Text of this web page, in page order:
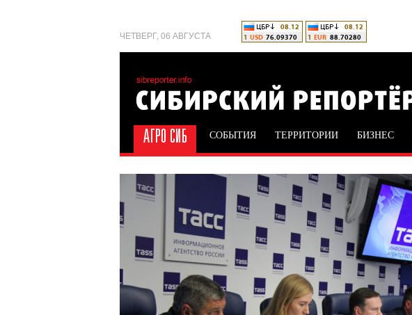
ЧЕТВЕРГ, 06 АВГУСТА
СОБЫТИЯ ТЕРРИТОРИИ БИЗНЕС